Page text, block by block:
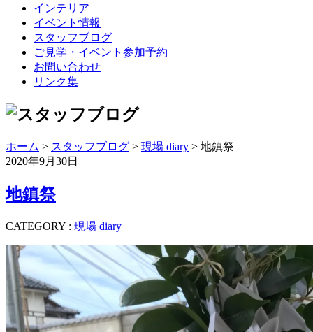
インテリア
イベント情報
スタッフブログ
ご見学・イベント参加予約
お問い合わせ
リンク集
ホーム > スタッフブログ > 現場 diary > 地鎮祭
2020年9月30日
地鎮祭
CATEGORY : 現場 diary